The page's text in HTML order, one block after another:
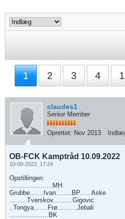
1 2 3 4
claudes1
Senior Member
Oprettet: Nov 2013
OB-FCK Kamptråd 10.09.2022
10-09-2022, 17:24
Opstillingen:
......................MH
Grubbe.......Ivan........BP......Aske
.........Tverskov..........Gigovic
..Tongya.......Frø..........Jebali
....................BK